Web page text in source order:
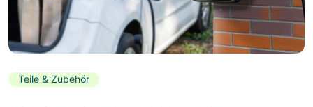
Teile & Zubehör